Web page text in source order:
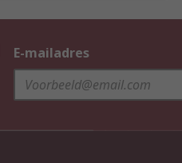
E-mailadres